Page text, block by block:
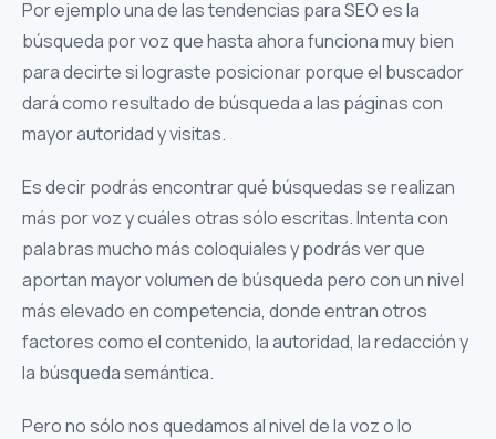
Por ejemplo una de las tendencias para SEO es la
búsqueda por voz que hasta ahora funciona muy bien
para decirte si lograste posicionar porque el buscador
dará como resultado de búsqueda a las páginas con
mayor autoridad y visitas.
Es decir podrás encontrar qué búsquedas se realizan
más por voz y cuáles otras sólo escritas. Intenta con
palabras mucho más coloquiales y podrás ver que
aportan mayor volumen de búsqueda pero con un nivel
más elevado en competencia, donde entran otros
factores como el contenido, la autoridad, la redacción y
la búsqueda semántica.
Pero no sólo nos quedamos al nivel de la voz o lo